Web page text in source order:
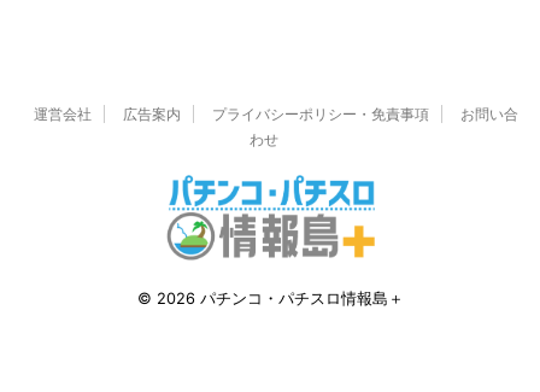
運営会社 広告案内 プライバシーポリシー・免責事項
お問い合
わせ
© 2026 パチンコ・パチスロ情報島＋